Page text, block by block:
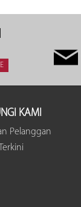
KAMI
Pelanggan